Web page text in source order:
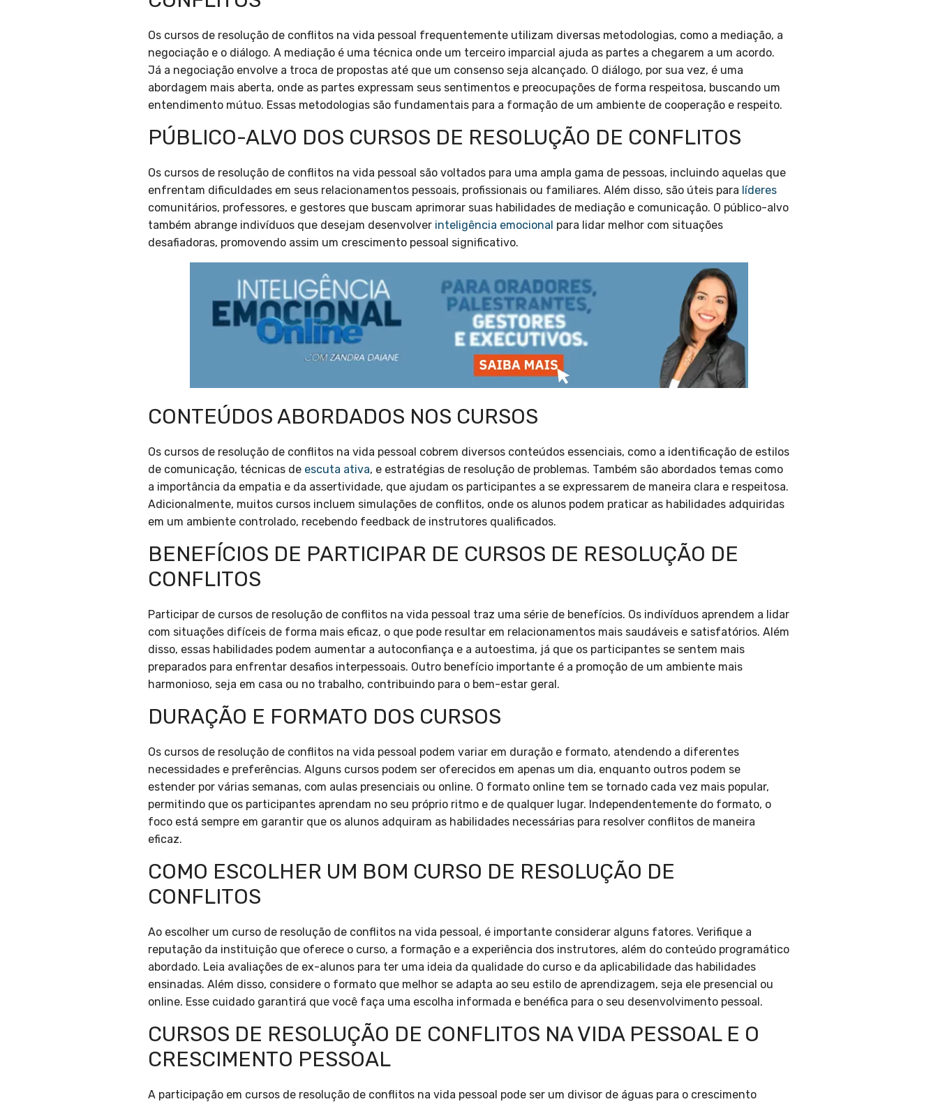
Os cursos de resolução de conflitos na vida pessoal frequentemente utilizam diversas metodologias, como a mediação, a
negociação e o diálogo. A mediação é uma técnica onde um terceiro imparcial ajuda as partes a chegarem a um acordo.
Já a negociação envolve a troca de propostas até que um consenso seja alcançado. O diálogo, por sua vez, é uma
abordagem mais aberta, onde as partes expressam seus sentimentos e preocupações de forma respeitosa, buscando um
entendimento mútuo. Essas metodologias são fundamentais para a formação de um ambiente de cooperação e respeito.
PÚBLICO-ALVO DOS CURSOS DE RESOLUÇÃO DE CONFLITOS
Os cursos de resolução de conflitos na vida pessoal são voltados para uma ampla gama de pessoas, incluindo aquelas que
enfrentam dificuldades em seus relacionamentos pessoais, profissionais ou familiares. Além disso, são úteis para líderes
comunitários, professores, e gestores que buscam aprimorar suas habilidades de mediação e comunicação. O público-alvo
também abrange indivíduos que desejam desenvolver inteligência emocional para lidar melhor com situações
desafiadoras, promovendo assim um crescimento pessoal significativo.
CONTEÚDOS ABORDADOS NOS CURSOS
Os cursos de resolução de conflitos na vida pessoal cobrem diversos conteúdos essenciais, como a identificação de estilos
de comunicação, técnicas de escuta ativa, e estratégias de resolução de problemas. Também são abordados temas como
a importância da empatia e da assertividade, que ajudam os participantes a se expressarem de maneira clara e respeitosa.
Adicionalmente, muitos cursos incluem simulações de conflitos, onde os alunos podem praticar as habilidades adquiridas
em um ambiente controlado, recebendo feedback de instrutores qualificados.
BENEFÍCIOS DE PARTICIPAR DE CURSOS DE RESOLUÇÃO DE
CONFLITOS
Participar de cursos de resolução de conflitos na vida pessoal traz uma série de benefícios. Os indivíduos aprendem a lidar
com situações difíceis de forma mais eficaz, o que pode resultar em relacionamentos mais saudáveis e satisfatórios. Além
disso, essas habilidades podem aumentar a autoconfiança e a autoestima, já que os participantes se sentem mais
preparados para enfrentar desafios interpessoais. Outro benefício importante é a promoção de um ambiente mais
harmonioso, seja em casa ou no trabalho, contribuindo para o bem-estar geral.
DURAÇÃO E FORMATO DOS CURSOS
Os cursos de resolução de conflitos na vida pessoal podem variar em duração e formato, atendendo a diferentes
necessidades e preferências. Alguns cursos podem ser oferecidos em apenas um dia, enquanto outros podem se
estender por várias semanas, com aulas presenciais ou online. O formato online tem se tornado cada vez mais popular,
permitindo que os participantes aprendam no seu próprio ritmo e de qualquer lugar. Independentemente do formato, o
foco está sempre em garantir que os alunos adquiram as habilidades necessárias para resolver conflitos de maneira
eficaz.
COMO ESCOLHER UM BOM CURSO DE RESOLUÇÃO DE
CONFLITOS
Ao escolher um curso de resolução de conflitos na vida pessoal, é importante considerar alguns fatores. Verifique a
reputação da instituição que oferece o curso, a formação e a experiência dos instrutores, além do conteúdo programático
abordado. Leia avaliações de ex-alunos para ter uma ideia da qualidade do curso e da aplicabilidade das habilidades
ensinadas. Além disso, considere o formato que melhor se adapta ao seu estilo de aprendizagem, seja ele presencial ou
online. Esse cuidado garantirá que você faça uma escolha informada e benéfica para o seu desenvolvimento pessoal.
CURSOS DE RESOLUÇÃO DE CONFLITOS NA VIDA PESSOAL E O
CRESCIMENTO PESSOAL
A participação em cursos de resolução de conflitos na vida pessoal pode ser um divisor de águas para o crescimento